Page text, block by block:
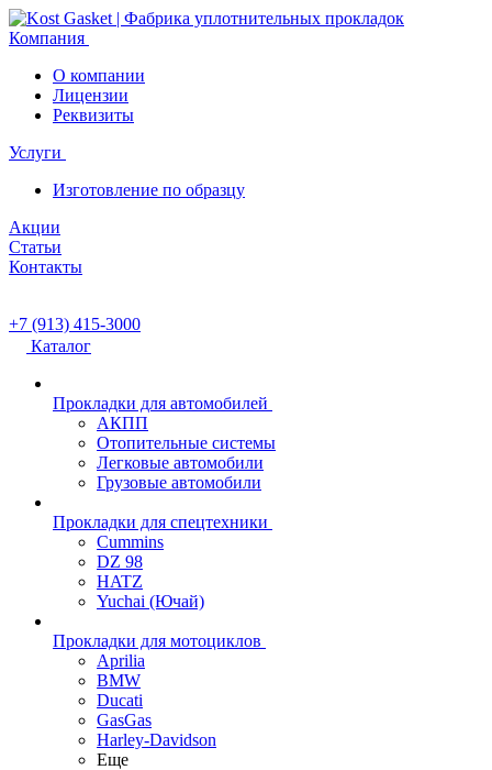
Компания
О компании
Лицензии
Реквизиты
Услуги
Изготовление по образцу
Акции
Статьи
Контакты
+7 (913) 415-3000
Каталог
Прокладки для автомобилей
АКПП
Отопительные системы
Легковые автомобили
Грузовые автомобили
Прокладки для спецтехники
Cummins
DZ 98
HATZ
Yuchai (Ючай)
Прокладки для мотоциклов
Aprilia
BMW
Ducati
GasGas
Harley-Davidson
Еще